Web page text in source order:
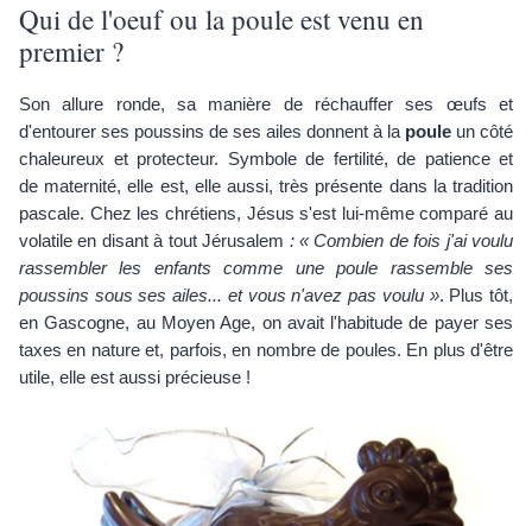
Qui de l'oeuf ou la poule est venu en
premier ?
Son allure ronde, sa manière de réchauffer ses œufs et
d'entourer ses poussins de ses ailes donnent à la poule un côté
chaleureux et protecteur. Symbole de fertilité, de patience et
de maternité, elle est, elle aussi, très présente dans la tradition
pascale. Chez les chrétiens, Jésus s'est lui-même comparé au
volatile en disant à tout Jérusalem : « Combien de fois j'ai voulu
rassembler les enfants comme une poule rassemble ses
poussins sous ses ailes... et vous n'avez pas voulu ». Plus tôt,
en Gascogne, au Moyen Age, on avait l'habitude de payer ses
taxes en nature et, parfois, en nombre de poules. En plus d'être
utile, elle est aussi précieuse !